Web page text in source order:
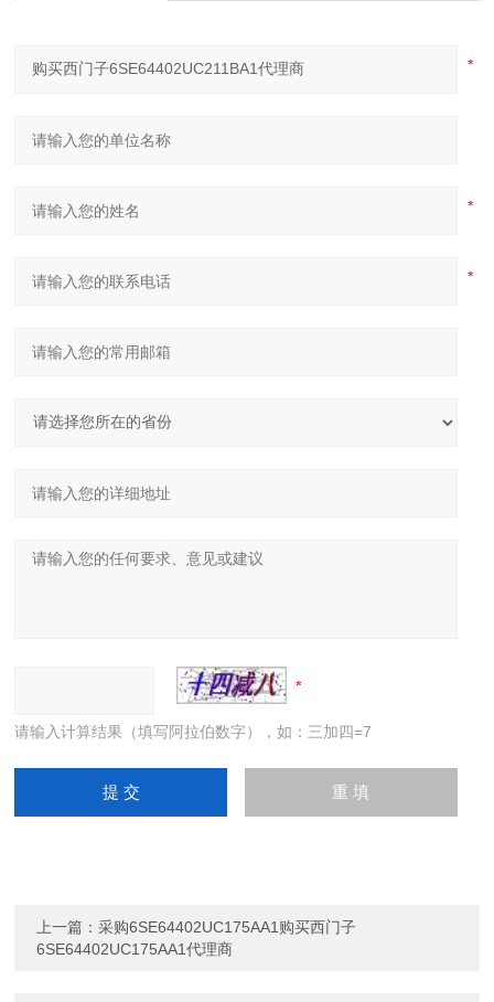
请输入计算结果（填写阿拉伯数字），如：三加四=7
上一篇：采购6SE64402UC175AA1购买西门子
6SE64402UC175AA1代理商